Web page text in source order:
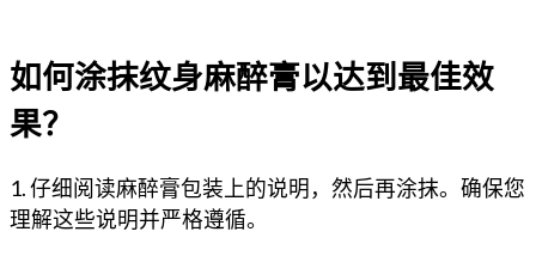
如何涂抹纹身麻醉膏以达到最佳效
果？
1. 仔细阅读麻醉膏包装上的说明，然后再涂抹。确保您
理解这些说明并严格遵循。